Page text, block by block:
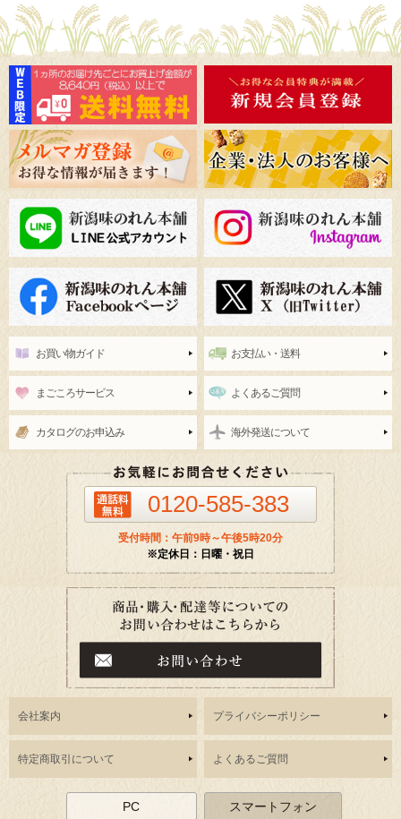
お買い物ガイド お支払い・送料
まごころサービス よくあるご質問
カタログのお申込み 海外発送について
0120-585-383
受付時間：午前9時～午後5時20分
※定休日：日曜・祝日
会社案内 プライバシーポリシー
特定商取引について よくあるご質問
PC スマートフォン